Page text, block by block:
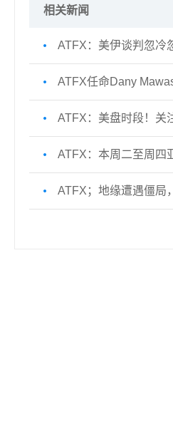
相关新闻
ATFX：美伊谈判忽冷
ATFX任命Dany
ATFX：美盘时段！关
ATFX：本周二至周四
ATFX；地缘遭遇僵局